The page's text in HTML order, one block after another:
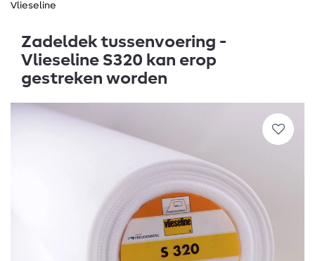
Vlieseline
Zadeldek tussenvoering -
Vlieseline S320 kan erop
gestreken worden